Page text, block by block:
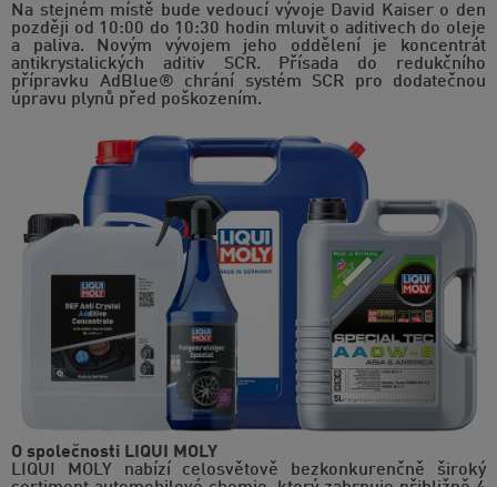
Na stejném místě bude vedoucí vývoje David Kaiser o den
později od 10:00 do 10:30 hodin mluvit o aditivech do oleje
a paliva. Novým vývojem jeho oddělení je koncentrát
antikrystalických aditiv SCR. Přísada do redukčního
přípravku AdBlue® chrání systém SCR pro dodatečnou
úpravu plynů před poškozením.
O společnosti LIQUI MOLY
LIQUI MOLY nabízí celosvětově bezkonkurenčně široký